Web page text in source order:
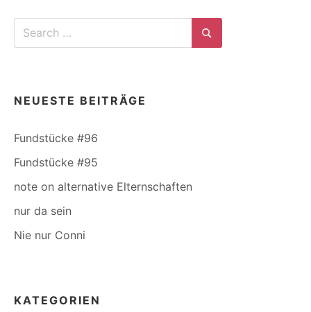
Search
Search
NEUESTE BEITRÄGE
Fundstücke #96
Fundstücke #95
note on alternative Elternschaften
nur da sein
Nie nur Conni
KATEGORIEN